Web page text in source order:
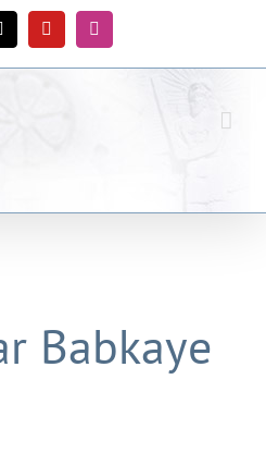
YouTubeInstagram
Babkaye